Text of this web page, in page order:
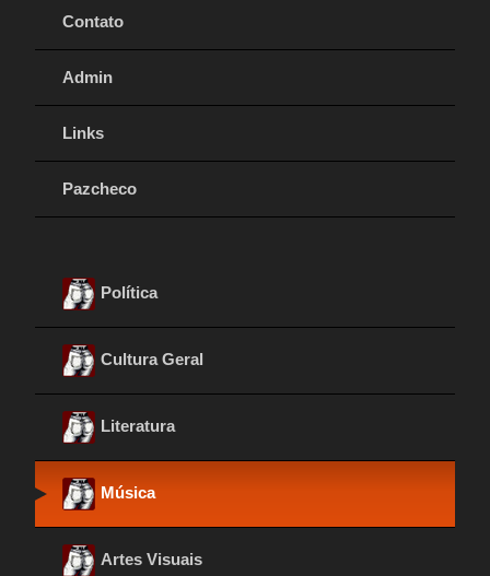
Contato
Admin
Links
Pazcheco
Política
Cultura Geral
Literatura
Música
Artes Visuais